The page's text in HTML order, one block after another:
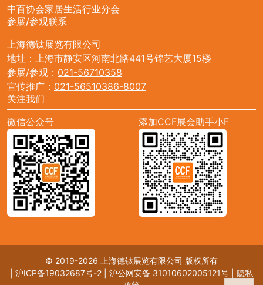
中百协会家居生活行业分会
参展/参观联系
上海德钛展览有限公司
地址：上海市静安区河南北路441号锦艺大厦15楼
参展/参观： 021-56710358
宣传推广： 021-56510386-8007
关注我们
微信公众号
添加CCF展会助手小F
© 2019-2026 上海德钛展览有限公司 版权所有
沪ICP备19032687号-2 沪公网安备 31010602005121号
隐私